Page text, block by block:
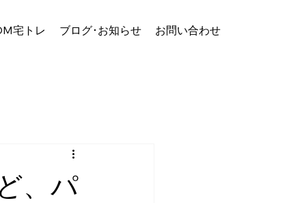
宅トレ ブログ･お知らせ お問い合わせ
、パ